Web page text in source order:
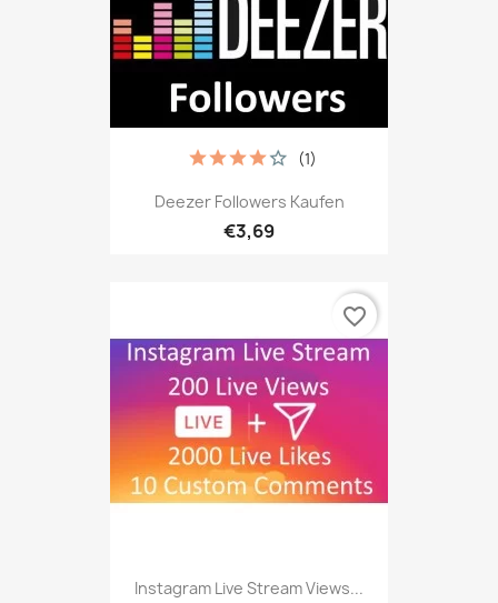
Deezer Followers Kaufen
€3,69
(1)
Instagram Live Stream Views...
favorite_border